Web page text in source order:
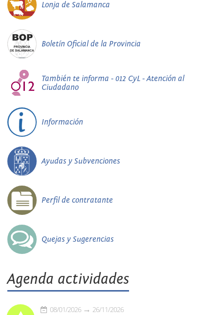
Lonja de Salamanca
Boletín Oficial de la Provincia
También te informa - 012 CyL - Atención al
Ciudadano
Información
Ayudas y Subvenciones
Perfil de contratante
Quejas y Sugerencias
Agenda actividades
08/01/2026 26/11/2026